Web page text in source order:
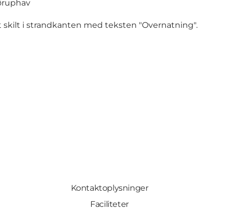
skilt i strandkanten med teksten "Overnatning".
Kontaktoplysninger
Faciliteter